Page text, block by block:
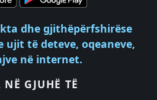
dhe gjithëpërfshirëse
ujit të deteve, oqeaneve,
në internet.
GJUHË TË